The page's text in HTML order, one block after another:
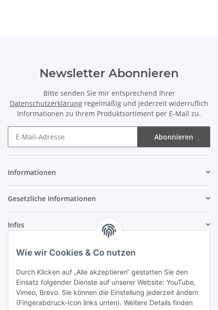
Wie wir Cookies & Co nutzen
Durch Klicken auf „Alle akzeptieren“ gestatten Sie den
Einsatz folgender Dienste auf unserer Website: YouTube,
Vimeo, Brevo. Sie können die Einstellung jederzeit ändern
(Fingerabdruck-Icon links unten). Weitere Details finden
Newsletter Abonnieren
Bitte senden Sie mir entsprechend Ihrer
Datenschutzerklärung regelmäßig und jederzeit widerruflich
Informationen zu Ihrem Produktsortiment per E-Mail zu.
Abonnieren
Informationen
Gesetzliche Informationen
Infos
Laden - Öffnungszeiten:
Montag 09:00Uhr bis
16:00 Uhr
Dienstag
09:00 Uhr bis
17:00 Uhr
Mittwoch
09:00 Uhr bis 16:00 Uhr